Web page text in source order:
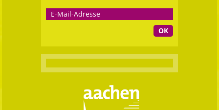
OK